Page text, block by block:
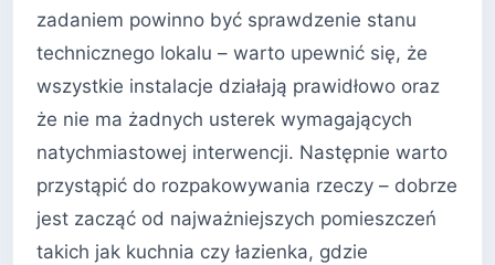
zadaniem powinno być sprawdzenie stanu
technicznego lokalu – warto upewnić się, że
wszystkie instalacje działają prawidłowo oraz
że nie ma żadnych usterek wymagających
natychmiastowej interwencji. Następnie warto
przystąpić do rozpakowywania rzeczy – dobrze
jest zacząć od najważniejszych pomieszczeń
takich jak kuchnia czy łazienka, gdzie